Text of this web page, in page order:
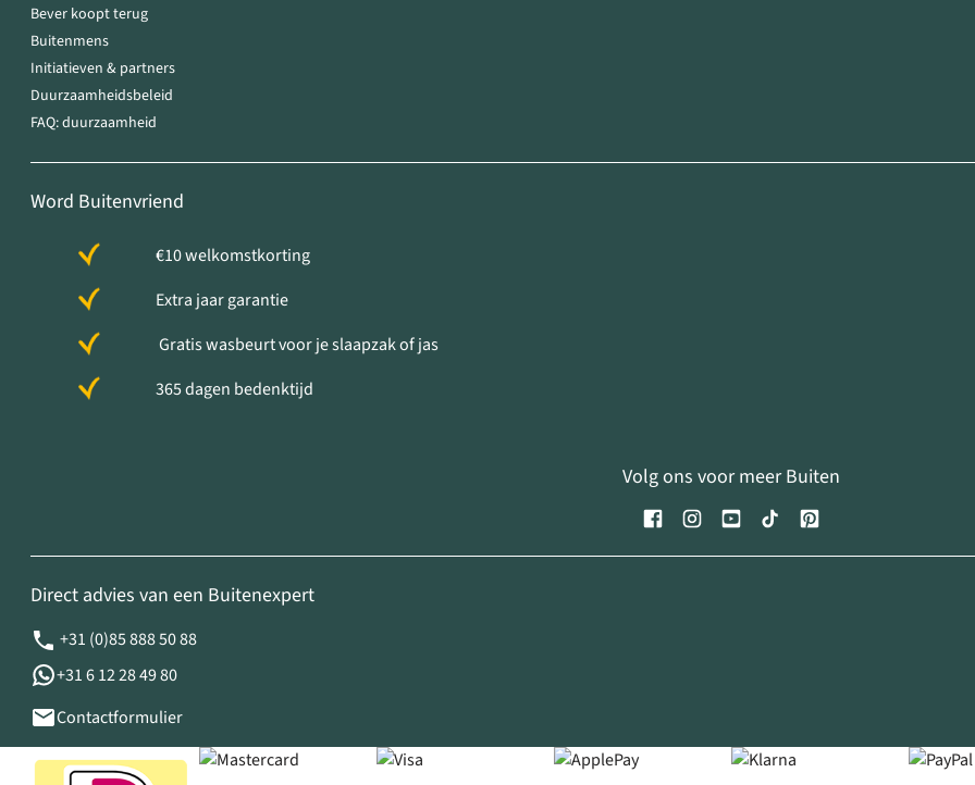
Bever koopt terug
Buitenmens
Initiatieven & partners
Duurzaamheidsbeleid
FAQ: duurzaamheid
Word Buitenvriend
€10 welkomstkorting
Extra jaar garantie
Gratis wasbeurt voor je slaapzak of jas
365 dagen bedenktijd
Volg ons voor meer Buiten
Direct advies van een Buitenexpert
+31 (0)85 888 50 88
+31 6 12 28 49 80
Contactformulier